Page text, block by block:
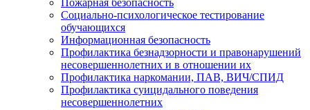
Пожарная безопасность
Социально-психологическое тестирование
обучающихся
Информационная безопасность
Профилактика безнадзорности и правонарушений
несовершеннолетних и в отношении их
Профилактика наркомании, ПАВ, ВИЧ/СПИД
Профилактика суицидального поведения
несовершеннолетних